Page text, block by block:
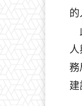
的
務
建